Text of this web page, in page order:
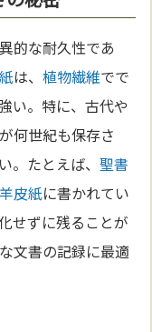
的な耐久性であ
は、植物繊維でで
い。特に、古代や
が何世紀も保存さ
。たとえば、聖書
羊皮紙に書かれてい
せずに残ることが
文書の記録に最適